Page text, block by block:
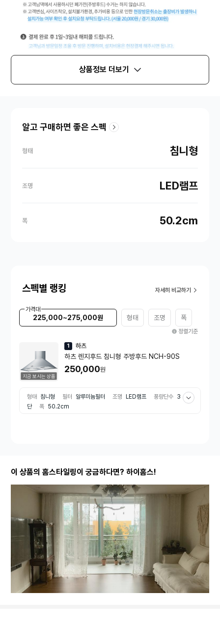
상품정보 더보기
알고 구매하면 좋은 스펙
형태 침니형
조명 LED램프
폭 50.2cm
스펙별 랭킹 자세히 비교하기
가격대
225,000~275,000원 형태 조명 폭
정렬기준
지금 보시는 상품
1 하츠
하츠 렌지후드 침니형 주방후드 NCH-90S
250,000원
형태 침니형 필터 알루미늄필터 조명 LED램프 풍량단수 3
단
폭 50.2cm
이 상품의 홈스타일링이 궁금하다면? 하이홈스!